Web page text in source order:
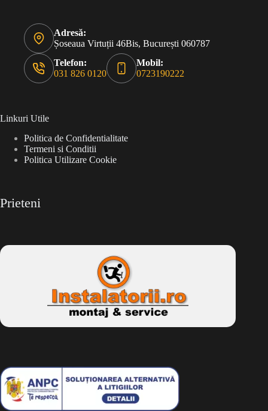
Adresă:
Șoseaua Virtuții 46Bis, București 060787
Telefon:
031 826 0120
Mobil:
0723190222
Linkuri Utile
Politica de Confidentialitate
Termeni si Conditii
Politica Utilizare Cookie
Prieteni